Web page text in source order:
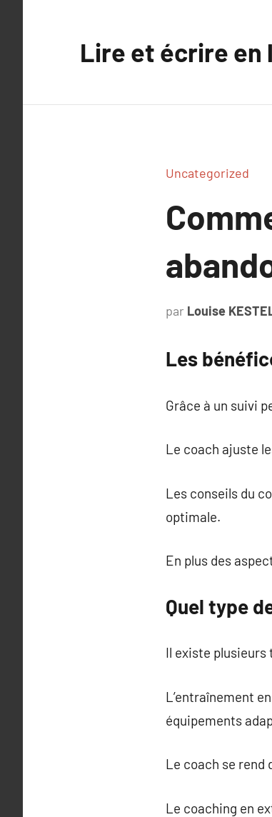
Lire et écrire en
Uncategorized
par Louise
Les
Grâce à un suivi
Le coach ajuste
Les conseils du
optimale.
En plus des
Quel type
Il existe plusieurs
L’entraînement
équipements
Le coach se rend
Le coaching en